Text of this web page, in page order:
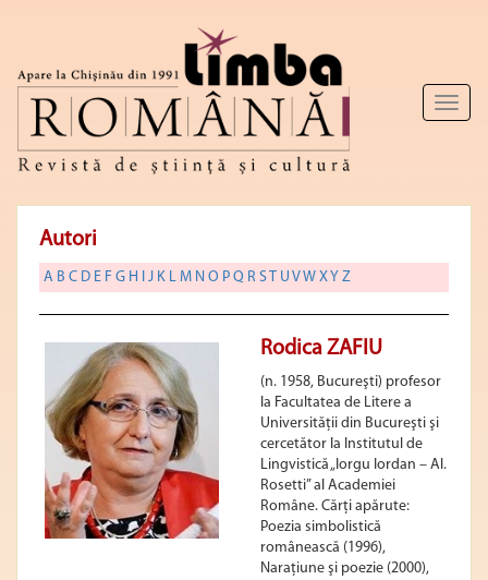
Toggle
Autori
A B C D E F G H I J K L M N O P Q R S T U VW X Y Z
Rodica ZAFIU
(n. 1958, Bucureşti) profesor
la Facultatea de Litere a
Universității din Bucureşti şi
cercetător la Institutul de
Lingvistică „Iorgu Iordan – Al.
Rosetti” al Academiei
Române. Cărţi apărute:
Poezia simbolistică
românească (1996),
Naraţiune şi poezie (2000),